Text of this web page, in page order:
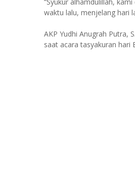
waktu lalu, menjelang hari
AKP Yudhi Anugrah Putra,
saat acara tasyakuran hari